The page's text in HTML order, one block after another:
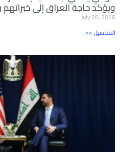
ويؤكد حاجة العراق إلى
July 20, 2026
<< التفاصيل